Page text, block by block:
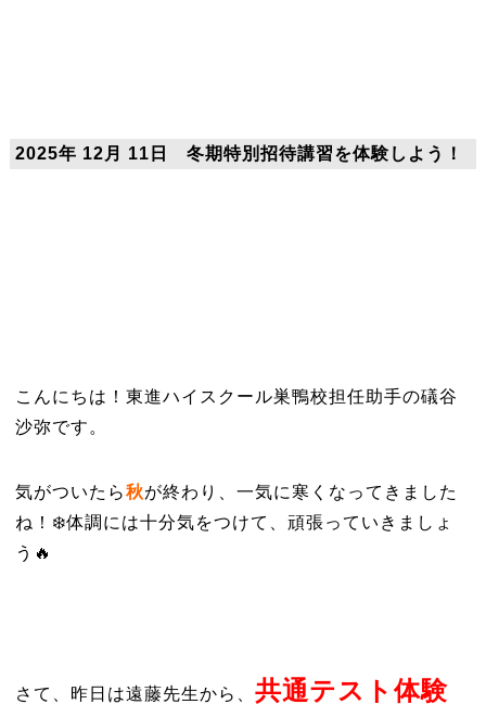
2025年 12月 11日 冬期特別招待講習を体験しよう！
こんにちは！東進ハイスクール巣鴨校担任助手の礒谷
沙弥です。
気がついたら秋が終わり、一気に寒くなってきました
ね！❄️体調には十分気をつけて、頑張っていきましょ
う🔥
さて、昨日は遠藤先生から、 共通テスト体験